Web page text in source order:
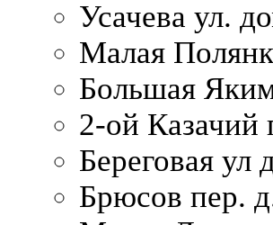
Усачева ул.
Малая
Большая
2-ой Казачий
Береговая ул
Брюсов пер.